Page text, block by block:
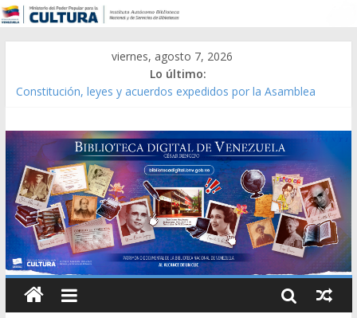
viernes, agosto 7, 2026
Lo último:
Constitución, leyes y acuerdos expedidos por la Asamblea
Modesta Bor Sánchez [material gráfico]
Gaceta Oficial de la República de Venezuela año CXXXIII Mes V,
Caracas 09 de marzo de 2006 N° 38.394
Catálogo temático de obras de Modesta Bor